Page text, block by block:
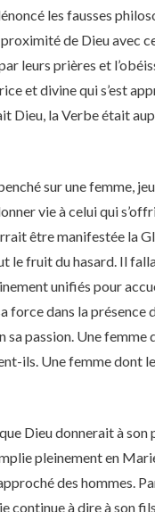
les fausses
de Dieu avec
leurs prières et
et divine qui s’est
Dieu, la Verbe était
sur une femme,
vie à celui qui
être manifestée la
le fruit du hasard. Il
unifiés pour
force dans la présence
sa passion. Une
ils. Une femme dont
Dieu donnerait à
pleinement en
des hommes.
continue à dire à son